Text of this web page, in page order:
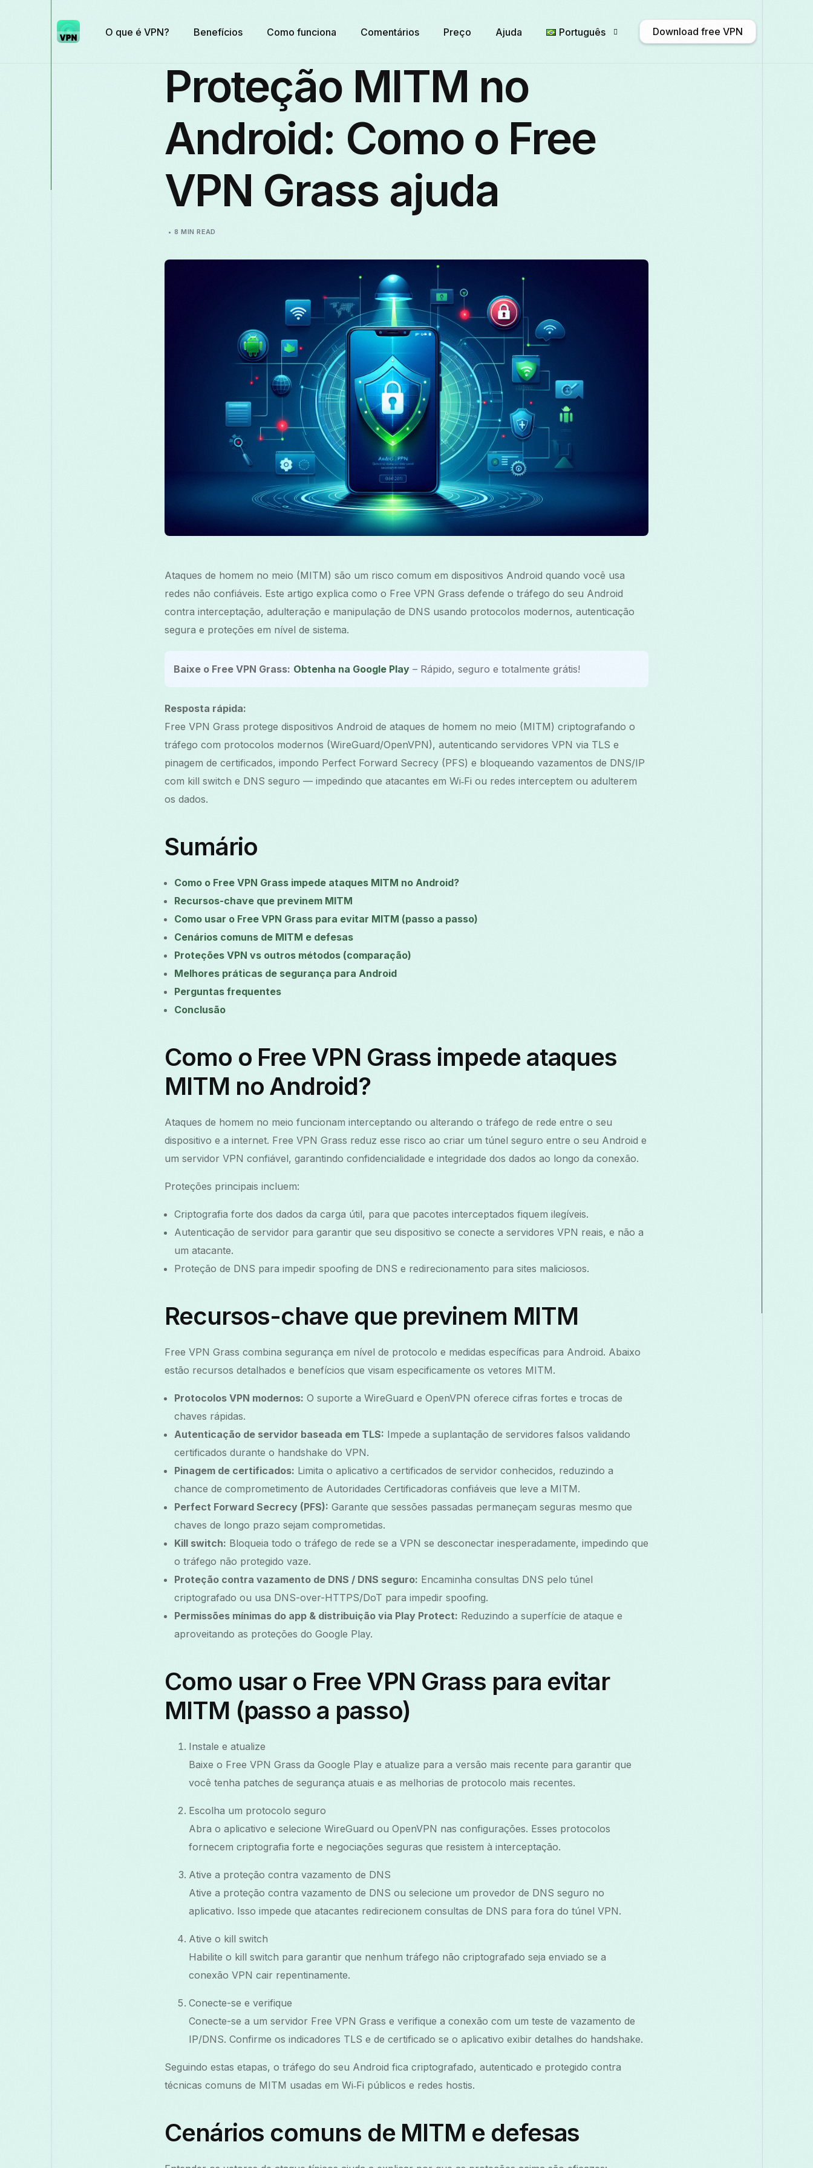
O que é VPN? Benefícios Como funciona Comentários Preço Ajuda Português
Български
Download free VPN
Proteção MITM no
Android: Como o Free
VPN Grass ajuda
8 MIN READ
Ataques de homem no meio (MITM) são um risco comum em dispositivos Android quando você usa
redes não confiáveis. Este artigo explica como o Free VPN Grass defende o tráfego do seu Android
contra interceptação, adulteração e manipulação de DNS usando protocolos modernos, autenticação
segura e proteções em nível de sistema.
Baixe o Free VPN Grass: Obtenha na Google Play – Rápido, seguro e totalmente grátis!
Resposta rápida:
Free VPN Grass protege dispositivos Android de ataques de homem no meio (MITM) criptografando o
tráfego com protocolos modernos (WireGuard/OpenVPN), autenticando servidores VPN via TLS e
pinagem de certificados, impondo Perfect Forward Secrecy (PFS) e bloqueando vazamentos de DNS/IP
com kill switch e DNS seguro — impedindo que atacantes em Wi‑Fi ou redes interceptem ou adulterem
os dados.
Sumário
Como o Free VPN Grass impede ataques MITM no Android?
Recursos-chave que previnem MITM
Como usar o Free VPN Grass para evitar MITM (passo a passo)
Cenários comuns de MITM e defesas
Proteções VPN vs outros métodos (comparação)
Melhores práticas de segurança para Android
Perguntas frequentes
Conclusão
Como o Free VPN Grass impede ataques
MITM no Android?
Ataques de homem no meio funcionam interceptando ou alterando o tráfego de rede entre o seu
dispositivo e a internet. Free VPN Grass reduz esse risco ao criar um túnel seguro entre o seu Android e
um servidor VPN confiável, garantindo confidencialidade e integridade dos dados ao longo da conexão.
Proteções principais incluem:
Criptografia forte dos dados da carga útil, para que pacotes interceptados fiquem ilegíveis.
Autenticação de servidor para garantir que seu dispositivo se conecte a servidores VPN reais, e não a
um atacante.
Proteção de DNS para impedir spoofing de DNS e redirecionamento para sites maliciosos.
Recursos-chave que previnem MITM
Free VPN Grass combina segurança em nível de protocolo e medidas específicas para Android. Abaixo
estão recursos detalhados e benefícios que visam especificamente os vetores MITM.
Protocolos VPN modernos: O suporte a WireGuard e OpenVPN oferece cifras fortes e trocas de
chaves rápidas.
Autenticação de servidor baseada em TLS: Impede a suplantação de servidores falsos validando
certificados durante o handshake do VPN.
Pinagem de certificados: Limita o aplicativo a certificados de servidor conhecidos, reduzindo a
chance de comprometimento de Autoridades Certificadoras confiáveis que leve a MITM.
Perfect Forward Secrecy (PFS): Garante que sessões passadas permaneçam seguras mesmo que
chaves de longo prazo sejam comprometidas.
Kill switch: Bloqueia todo o tráfego de rede se a VPN se desconectar inesperadamente, impedindo que
o tráfego não protegido vaze.
Proteção contra vazamento de DNS / DNS seguro: Encaminha consultas DNS pelo túnel
criptografado ou usa DNS-over-HTTPS/DoT para impedir spoofing.
Permissões mínimas do app & distribuição via Play Protect: Reduzindo a superfície de ataque e
aproveitando as proteções do Google Play.
Como usar o Free VPN Grass para evitar
MITM (passo a passo)
Instale e atualize
Baixe o Free VPN Grass da Google Play e atualize para a versão mais recente para garantir que
você tenha patches de segurança atuais e as melhorias de protocolo mais recentes.
Escolha um protocolo seguro
Abrа o aplicativo e selecione WireGuard ou OpenVPN nas configurações. Esses protocolos
fornecem criptografia forte e negociações seguras que resistem à interceptação.
Ative a proteção contra vazamento de DNS
Ative a proteção contra vazamento de DNS ou selecione um provedor de DNS seguro no
aplicativo. Isso impede que atacantes redirecionem consultas de DNS para fora do túnel VPN.
Ative o kill switch
Habilite o kill switch para garantir que nenhum tráfego não criptografado seja enviado se a
conexão VPN cair repentinamente.
Conecte-se e verifique
Conecte-se a um servidor Free VPN Grass e verifique a conexão com um teste de vazamento de
IP/DNS. Confirme os indicadores TLS e de certificado se o aplicativo exibir detalhes do handshake.
Seguindo estas etapas, o tráfego do seu Android fica criptografado, autenticado e protegido contra
técnicas comuns de MITM usadas em Wi‑Fi públicos e redes hostis.
Cenários comuns de MITM e defesas